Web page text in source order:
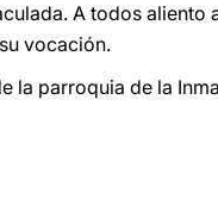
A todos
vocación.
la parroquia de la